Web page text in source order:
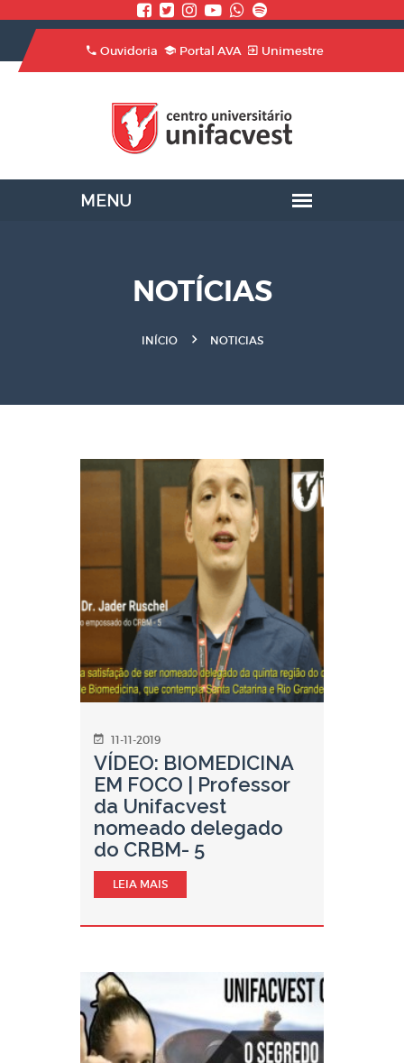
Ouvidoria Portal AVA Unimestre
NOTÍCIAS
INÍCIO NOTICIAS
11-11-2019
VÍDEO: BIOMEDICINA
EM FOCO | Professor
da Unifacvest
nomeado delegado
do CRBM- 5
LEIA MAIS